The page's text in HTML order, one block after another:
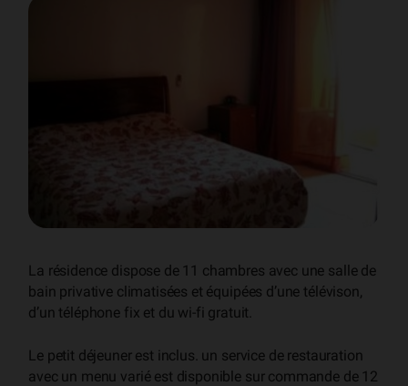
La résidence dispose de 11 chambres avec une salle de
bain privative climatisées et équipées d’une télévison,
d’un téléphone fix et du wi-fi gratuit.
Le petit déjeuner est inclus. un service de restauration
avec un menu varié est disponible sur commande de 12